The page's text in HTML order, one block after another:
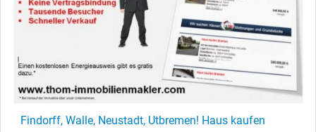
Findorff, Walle, Neustadt, Utbremen! Haus kaufen